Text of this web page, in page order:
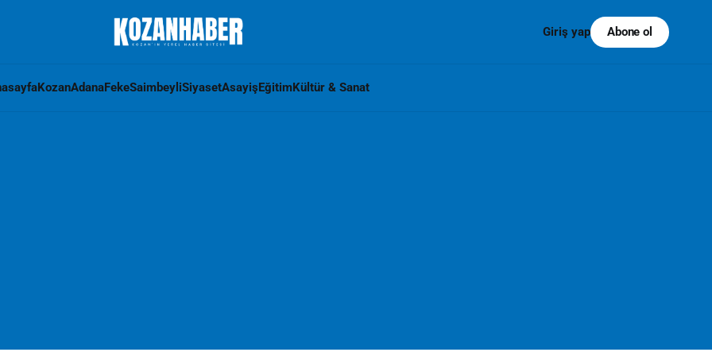
KozanAdanaFekeSaimbeyliSiyasetAsayişEğitimKültür & Sanat
Giriş yap Abone ol